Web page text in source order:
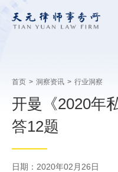
首页 > 洞察资讯 > 行业洞察
开曼《2020年
答12题
日期：2020年02月26日